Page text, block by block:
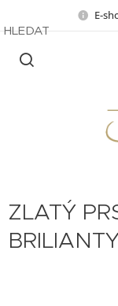
E-
HLEDAT
ZLATÝ